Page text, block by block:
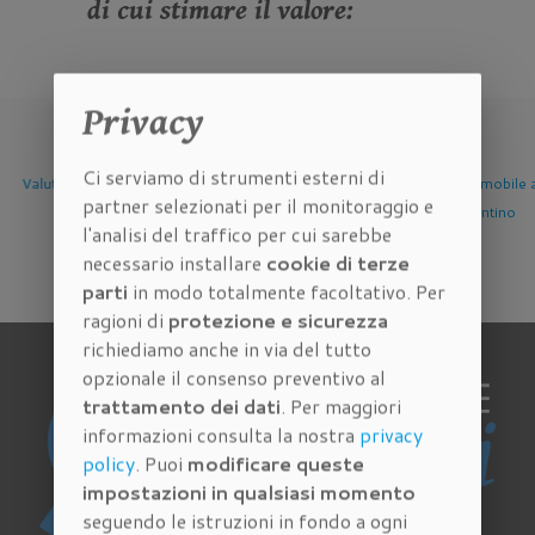
di cui stimare il valore:
Valutazione Immobile a
Firenze
Valutazione Immobile a
Scandicci
Valutazione Immobile a
Sesto Fiorentino
Privacy
Ci serviamo di strumenti esterni di
partner selezionati per il monitoraggio e
l'analisi del traffico per cui sarebbe
necessario installare cookie di terze
parti in modo totalmente facoltativo. Per
ragioni di protezione e sicurezza
richiediamo anche in via del tutto
opzionale il consenso preventivo al
trattamento dei dati. Per maggiori
informazioni consulta la nostra privacy
policy. Puoi modificare queste
impostazioni in qualsiasi momento
seguendo le istruzioni in fondo a ogni